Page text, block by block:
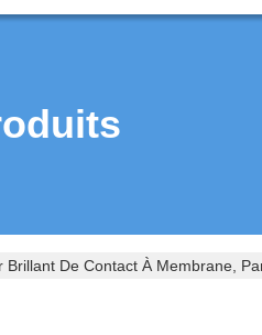
Brillant De Contact À Membrane,